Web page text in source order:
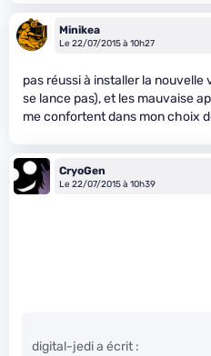
Minikea
Le 22/07/2015 à 10h27
pas réussi à installer la
se lance pas), et les mauvaise
me confortent dans mon choix
CryoGen
Le 22/07/2015 à 10h39
digital-jedi a écrit :